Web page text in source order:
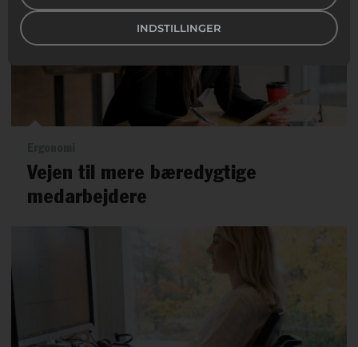
Vejen til mere bæredygtige
medarbejdere
INDSTILLINGER